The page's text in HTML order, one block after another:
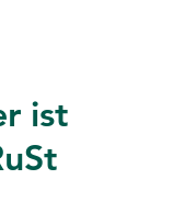
ist